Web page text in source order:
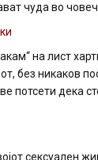
чуда во
на лист
без никаков
потсети дека
сексуален